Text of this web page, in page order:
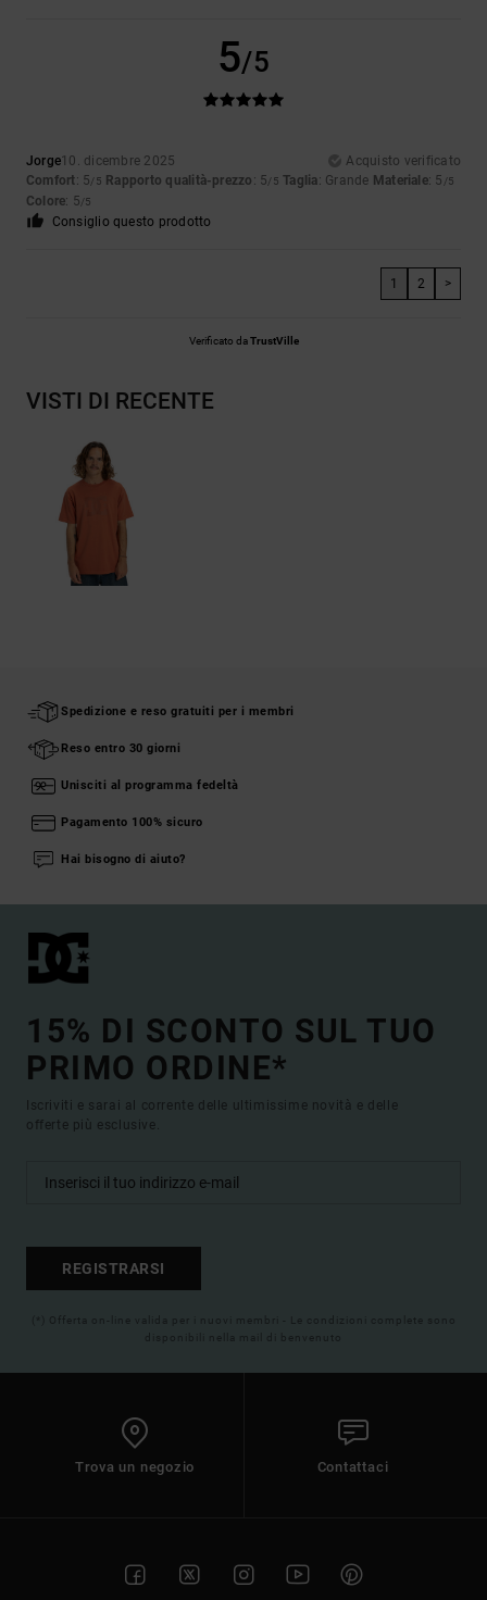
5/5
Jorge10. dicembre 2025
Acquisto verificato
Comfort: 5/5 Rapporto qualità-prezzo : 5/5 Taglia: Grande Materiale: 5 /5
Colore: 5/5
Consiglio questo prodotto
1 2 >
Verificato daTrustVille
VISTI DI RECENTE
Spedizione e reso gratuiti per i membri
Reso entro 30 giorni
Unisciti al programma fedeltà
Pagamento 100% sicuro
Hai bisogno di aiuto?
15% DI SCONTO SUL TUO
PRIMO ORDINE*
Iscriviti e sarai al corrente delle ultimissime novità e delle
offerte più esclusive.
REGISTRARSI
(*) Offerta on-line valida per i nuovi membri - Le condizioni complete sono
disponibili nella mail di benvenuto
Trova un negozio Contattaci